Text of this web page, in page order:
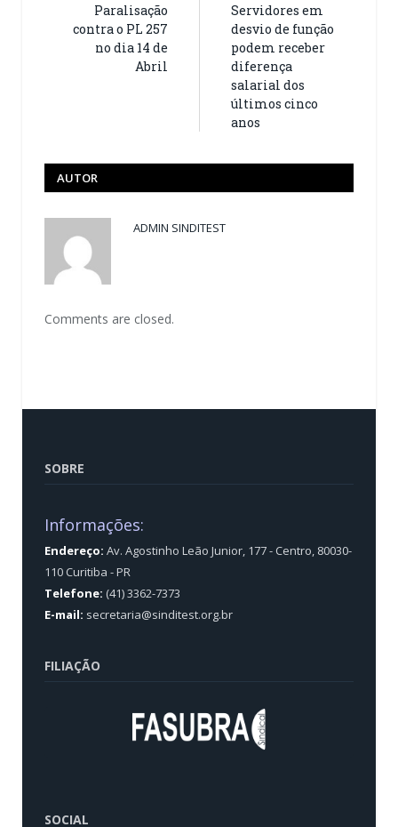
Paralisação
contra o PL 257
no dia 14 de
Abril
Servidores em
desvio de função
podem receber
diferença
salarial dos
últimos cinco
anos
AUTOR
ADMIN SINDITEST
Comments are closed.
SOBRE
Informações:
Endereço: Av. Agostinho Leão Junior, 177 - Centro, 80030-
110 Curitiba - PR
Telefone: (41) 3362-7373
E-mail: secretaria@sinditest.org.br
FILIAÇÃO
SOCIAL